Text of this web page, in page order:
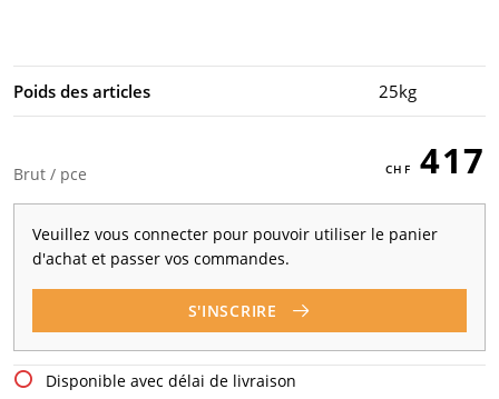
Poids des articles 25kg
Brut / pce 417
Veuillez vous connecter pour pouvoir utiliser le panier
d'achat et passer vos commandes.
S'INSCRIRE
Disponible avec délai de livraison